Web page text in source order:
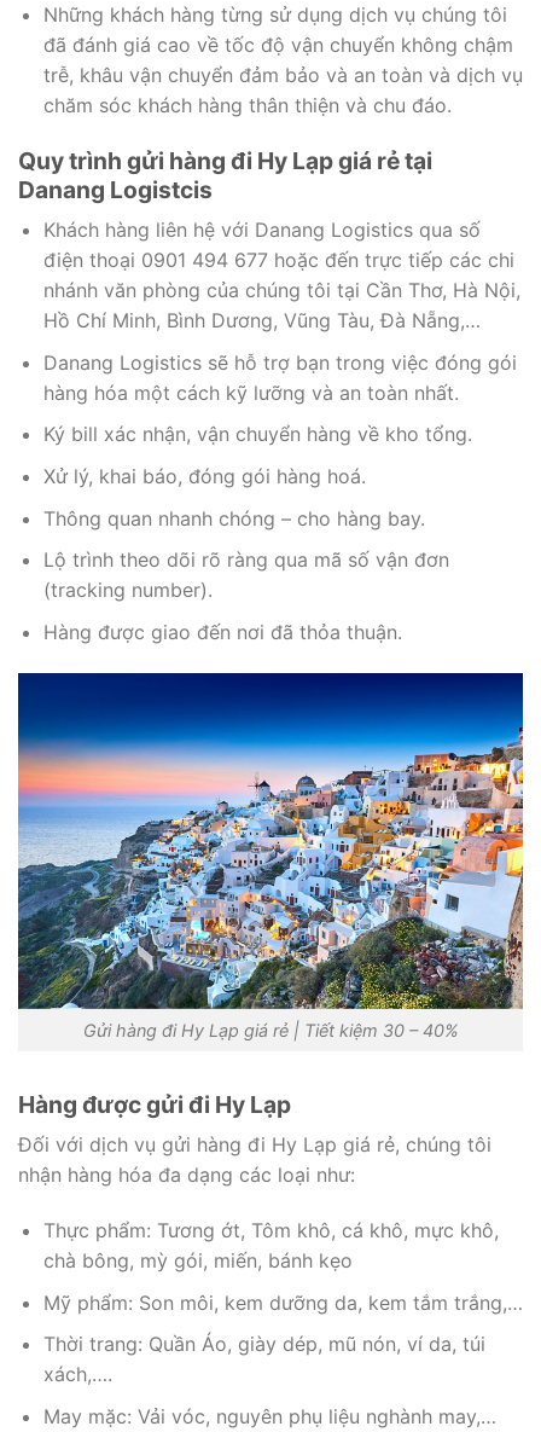
Những khách hàng từng sử dụng dịch vụ chúng tôi
đã đánh giá cao về tốc độ vận chuyển không chậm
trễ, khâu vận chuyển đảm bảo và an toàn và dịch vụ
chăm sóc khách hàng thân thiện và chu đáo.
Quy trình gửi hàng đi Hy Lạp giá rẻ tại
Danang Logistcis
Khách hàng liên hệ với Danang Logistics qua số
điện thoại 0901 494 677 hoặc đến trực tiếp các chi
nhánh văn phòng của chúng tôi tại Cần Thơ, Hà Nội,
Hồ Chí Minh, Bình Dương, Vũng Tàu, Đà Nẵng,…
Danang Logistics sẽ hỗ trợ bạn trong việc đóng gói
hàng hóa một cách kỹ lưỡng và an toàn nhất.
Ký bill xác nhận, vận chuyển hàng về kho tổng.
Xử lý, khai báo, đóng gói hàng hoá.
Thông quan nhanh chóng – cho hàng bay.
Lộ trình theo dõi rõ ràng qua mã số vận đơn
(tracking number).
Hàng được giao đến nơi đã thỏa thuận.
Gửi hàng đi Hy Lạp giá rẻ | Tiết kiệm 30 – 40%
Hàng được gửi đi Hy Lạp
Đối với dịch vụ gửi hàng đi Hy Lạp giá rẻ, chúng tôi
nhận hàng hóa đa dạng các loại như:
Thực phẩm: Tương ớt, Tôm khô, cá khô, mực khô,
chà bông, mỳ gói, miến, bánh kẹo
Mỹ phẩm: Son môi, kem dưỡng da, kem tắm trắng,…
Thời trang: Quần Áo, giày dép, mũ nón, ví da, túi
xách,….
May mặc: Vải vóc, nguyên phụ liệu nghành may,…